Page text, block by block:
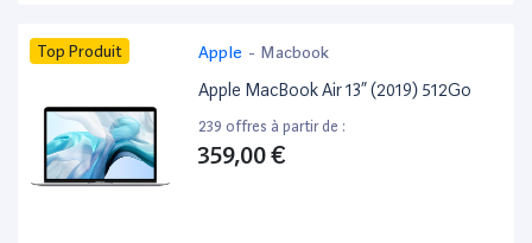
Top Produit Apple - Macbook
Apple MacBook Air 13” (2019) 512Go
239 offres à partir de :
359,00 €